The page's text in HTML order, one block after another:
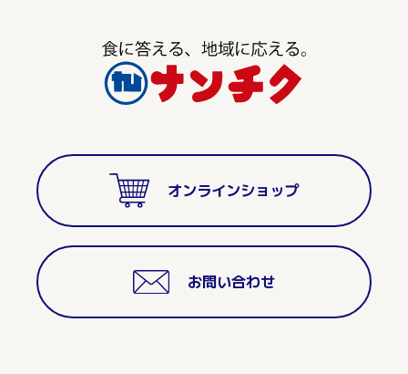
オンラインショップ
お問い合わせ